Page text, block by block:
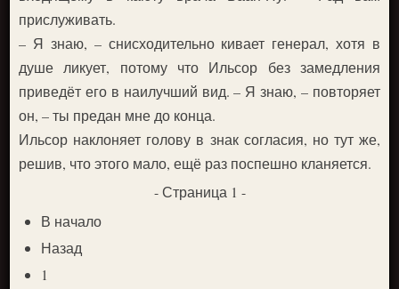
прислуживать.
– Я знаю, – снисходительно кивает генерал, хотя в
душе ликует, потому что Ильсор без замедления
приведёт его в наилучший вид. – Я знаю, – повторяет
он, – ты предан мне до конца.
Ильсор наклоняет голову в знак согласия, но тут же,
решив, что этого мало, ещё раз поспешно кланяется.
- Страница 1 -
В начало
Назад
1